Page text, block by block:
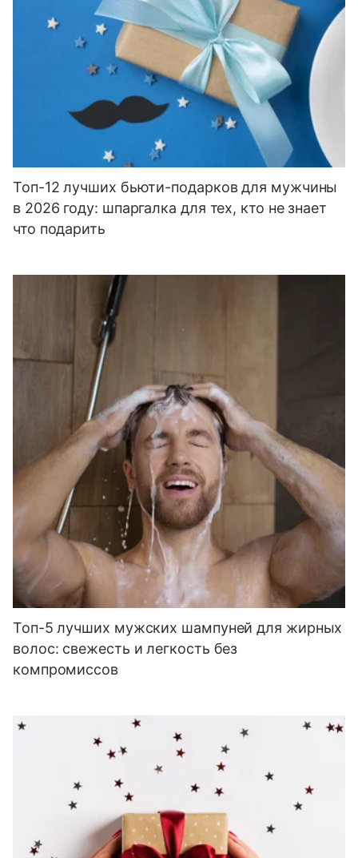
Топ-12 лучших бьюти-подарков для мужчины
в 2026 году: шпаргалка для тех, кто не знает
что подарить
Топ-5 лучших мужских шампуней для жирных
волос: свежесть и легкость без
компромиссов